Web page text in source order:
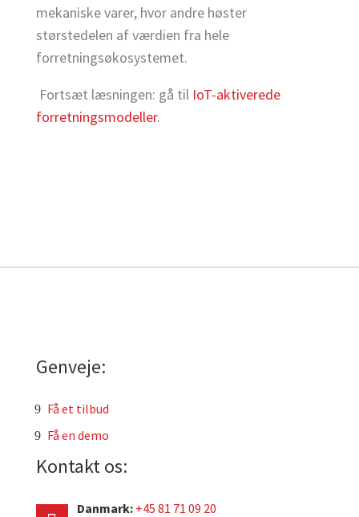
mekaniske varer, hvor andre høster
størstedelen af værdien fra hele
forretningsøkosystemet.
Fortsæt læsningen: gå til IoT-aktiverede
forretningsmodeller.
Genveje:
Få et tilbud
Få en demo
Kontakt os:
Danmark: +45 81 71 09 20